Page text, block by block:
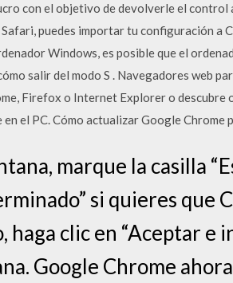
con el objetivo de devolverle el control
puedes importar tu configuración a
Windows, es posible que el
salir del modo S . Navegadores web
Firefox o Internet Explorer o
el PC. Cómo actualizar Google Chrome
marque la casilla
si quieres que
clic en “Aceptar e
Google Chrome